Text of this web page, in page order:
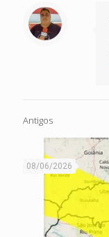
Antigos
08/06/2026